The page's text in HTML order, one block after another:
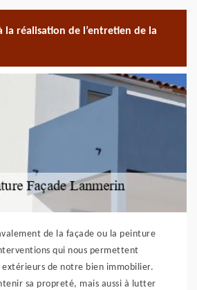
la réalisation de l’entretien de la
de la façade ou la peinture
qui nous permettent
extérieurs de notre bien immobilier.
sa propreté, mais aussi à lutter